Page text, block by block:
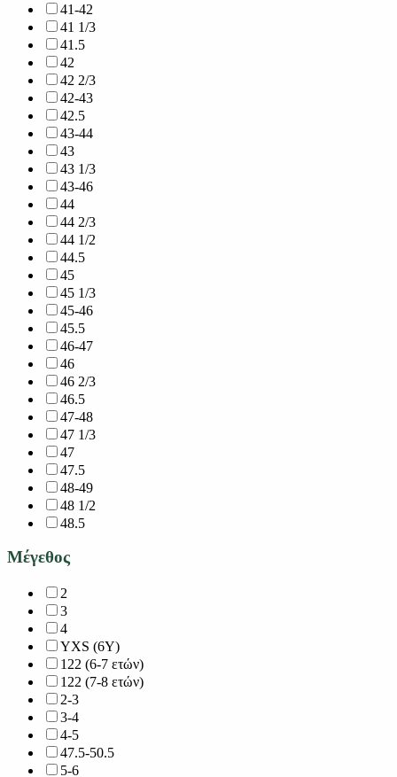
41-42
41 1/3
41.5
42
42 2/3
42-43
42.5
43-44
43
43 1/3
43-46
44
44 2/3
44 1/2
44.5
45
45 1/3
45-46
45.5
46-47
46
46 2/3
46.5
47-48
47 1/3
47
47.5
48-49
48 1/2
48.5
Μέγεθος
2
3
4
YXS (6Y)
122 (6-7 ετών)
122 (7-8 ετών)
2-3
3-4
4-5
47.5-50.5
5-6